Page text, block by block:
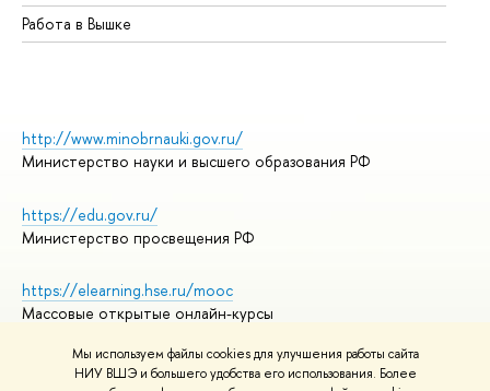
Мы используем файлы cookies для улучшения работы сайта
НИУ ВШЭ и большего удобства его использования. Более
Работа в Вышке
http://www.minobrnauki.gov.ru/
Министерство науки и высшего образования РФ
https://edu.gov.ru/
Министерство просвещения РФ
https://elearning.hse.ru/mooc
Массовые открытые онлайн-курсы